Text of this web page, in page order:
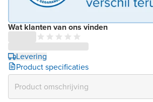
Wat klanten van ons vinden
Levering
Product specificaties